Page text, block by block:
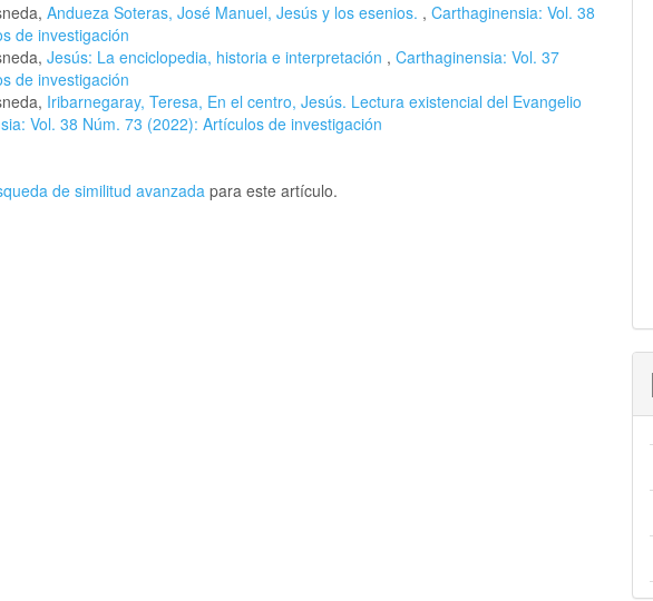
Andueza Soteras, José Manuel, Jesús y los esenios. , Carthaginensia: Vol. 38
de investigación
Jesús: La enciclopedia, historia e interpretación , Carthaginensia: Vol. 37
de investigación
Iribarnegaray, Teresa, En el centro, Jesús. Lectura existencial del Evangelio
Vol. 38 Núm. 73 (2022): Artículos de investigación
de similitud avanzada para este artículo.